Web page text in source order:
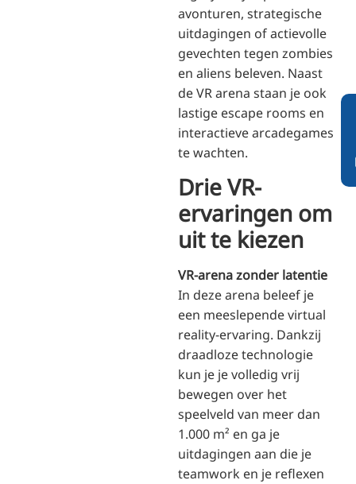
avonturen, strategische
uitdagingen of actievolle
gevechten tegen zombies
en aliens beleven. Naast
de VR arena staan je ook
lastige escape rooms en
interactieve arcadegames
te wachten.
Drie VR-
ervaringen om
uit te kiezen
VR-arena zonder latentie
In deze arena beleef je
een meeslepende virtual
reality-ervaring. Dankzij
draadloze technologie
kun je je volledig vrij
bewegen over het
speelveld van meer dan
1.000 m² en ga je
uitdagingen aan die je
teamwork en je reflexen